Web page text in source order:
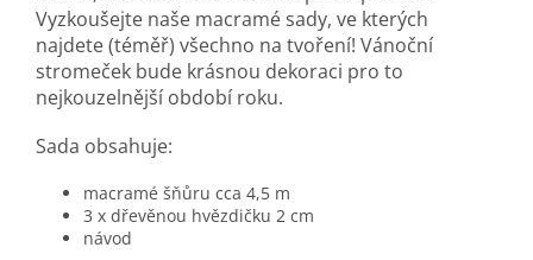
Vyzkoušejte naše macramé sady, ve kterých
najdete (téměř) všechno na tvoření! Vánoční
stromeček bude krásnou dekoraci pro to
nejkouzelnější období roku.
Sada obsahuje:
macramé šňůru cca 4,5 m
3 x dřevěnou hvězdičku 2 cm
návod